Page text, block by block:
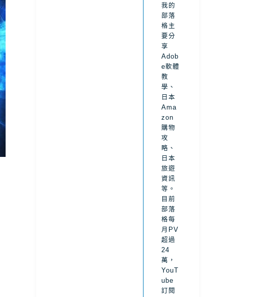
我的
部落
格主
要分
享
Adob
e軟體
教
學、
日本
Ama
zon
購物
攻
略、
日本
旅遊
資訊
等。
目前
部落
格每
月PV
超過
24
萬，
YouT
ube
訂閱